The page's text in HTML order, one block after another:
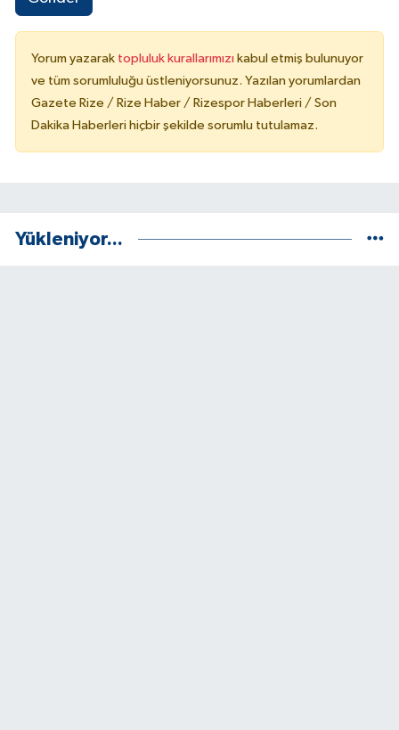
Yorum yazarak topluluk kurallarımızı kabul etmiş bulunuyor
ve tüm sorumluluğu üstleniyorsunuz. Yazılan yorumlardan
Gazete Rize / Rize Haber / Rizespor Haberleri / Son
Dakika Haberleri hiçbir şekilde sorumlu tutulamaz.
Yükleniyor...